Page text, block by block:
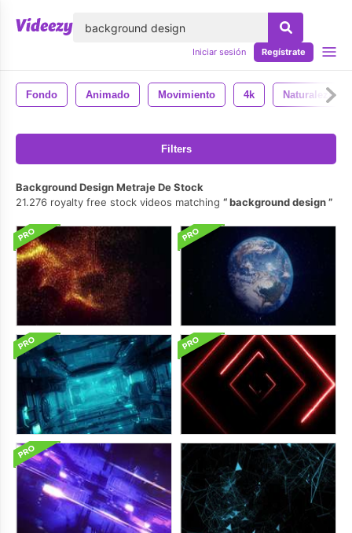
Iniciar sesión Regístrate
Fondo Animado Movimiento 4k Naturaleza
Filters
Background Design Metraje De Stock
21.276 royalty free stock videos matching
background design